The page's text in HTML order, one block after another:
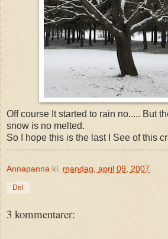
Off course It started to rain no..... But
snow is no melted.
So I hope this is the last I See of this
Annapanna kl. mandag, april 09, 2007
Del
3 kommentarer: